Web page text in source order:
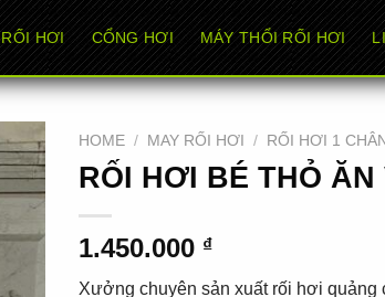
RỐI HƠI CỔNG HƠI MÁY THỔI RỐI HƠI
HOME / MAY RỐI HƠI / RỐI HƠI 1 CHÂN
RỐI HƠI BÉ THỎ ĂN
1.450.000 ₫
Xưởng chuyên sản xuất rối hơi